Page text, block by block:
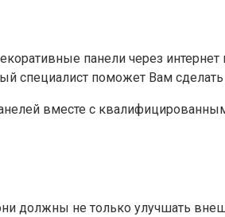
панели через
специалист поможет Вам
вместе с
должны не только улучшать